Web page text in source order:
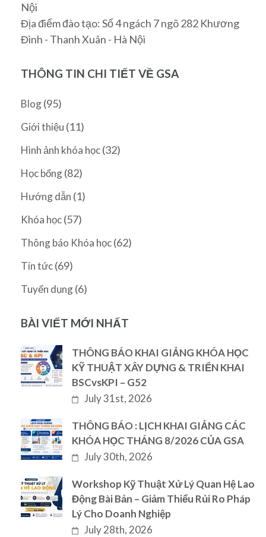
Nội
Địa điểm đào tạo: Số 4 ngách 7 ngõ 282 Khương
Đình - Thanh Xuân - Hà Nội
THÔNG TIN CHI TIẾT VỀ GSA
Blog(95)
Giới thiệu (11)
Hình ảnh khóa học(32)
Học bổng(82)
Hướng dẫn (1)
Khóa học(57)
Thông báo Khóa học(62)
Tin tức(69)
Tuyển dụng(6)
BÀI VIẾT MỚI NHẤT
THÔNG BÁO KHAI GIẢNG KHÓA HỌC
KỸ THUẬT XÂY DỰNG & TRIỂN KHAI
BSCvsKPI – G52
July 31st, 2026
THÔNG BÁO : LỊCH KHAI GIẢNG CÁC
KHÓA HỌC THÁNG 8/2026 CỦA GSA
July 30th, 2026
Workshop Kỹ Thuật Xử Lý Quan Hệ Lao
Động Bài Bản – Giảm Thiểu Rủi Ro Pháp
Lý Cho Doanh Nghiệp
July 28th, 2026